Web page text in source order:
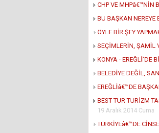
CHP VE MHPâ€™NİN
BU BAŞKAN NEREYE
ÖYLE BİR ŞEY
SEÇİMLERİN, ŞAMİL
KONYA - EREĞLİ’DE
BELEDİYE DEĞİL,
EREĞLİâ€™DE
BEST TUR TURİZM
19 Aralık 2014 Cuma
TÜRKİYEâ€™DE